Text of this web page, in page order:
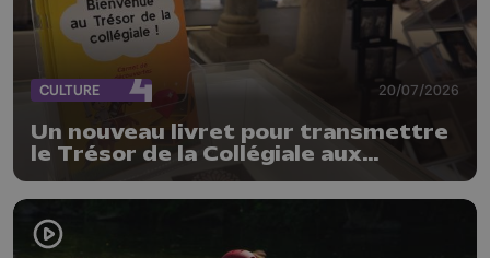
CULTURE 20/07/2026
Un nouveau livret pour transmettre
le Trésor de la Collégiale aux
enfants